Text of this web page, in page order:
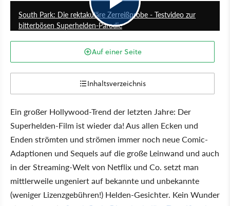
South Park: Die rektakuläre Zerreißprobe - Testvideo zur
bitterbösen Superhelden-Parodie
Auf einer Seite
Inhaltsverzeichnis
Ein großer Hollywood-Trend der letzten Jahre: Der
Superhelden-Film ist wieder da! Aus allen Ecken und
Enden strömten und strömen immer noch neue Comic-
Adaptionen und Sequels auf die große Leinwand und auch
in der Streaming-Welt von Netflix und Co. setzt man
mittlerweile ungeniert auf bekannte und unbekannte
(weniger Lizenzgebühren!) Helden-Gesichter. Kein Wunder